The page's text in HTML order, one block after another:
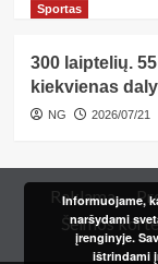
Sportas
300 laiptelių.
kiekvienas
NG 2026/07/21
Reklama
Šeimos
Informuojame,
naršydami
įrenginyje.
ištrindami